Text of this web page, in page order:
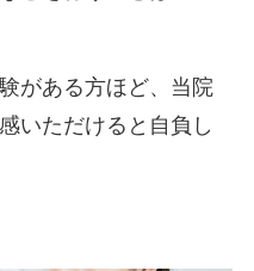
がある方ほど、当院
いただけると自負し